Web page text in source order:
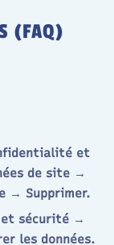
(FAQ)
et
de site →
→ Supprimer.
et sécurité →
les données.